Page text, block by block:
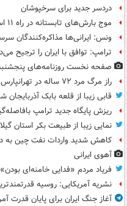
دردسر جدید برای سرخپوشان
موج بارش‌های تابستانه در راه ۱۱ استان
ونس: ایرانی‌ها مذاکره‌کنندگان
ترامپ: توافق با ایران را ترجیح
صفحه نخست روزنامه‌های پنجشنبه ۱۵ مرداد
راز مرگ مرد ۷۲ ساله در تهرانپارس فاش شد
قابی زیبا از قلعه بابک آذربایجان
ریزش پایگاه جدید ترامپ
نمایی زیبا از طبیعت بکر استان
کاهش شدید واردات نفت چین به
آهوی ایرانی
فریاد مردم «فدایی خامنه‌ای
نشریه آمریکایی: روسیه
آغاز جنگ ایران برای پایان قدرت